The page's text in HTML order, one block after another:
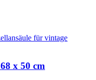
x 50 cm